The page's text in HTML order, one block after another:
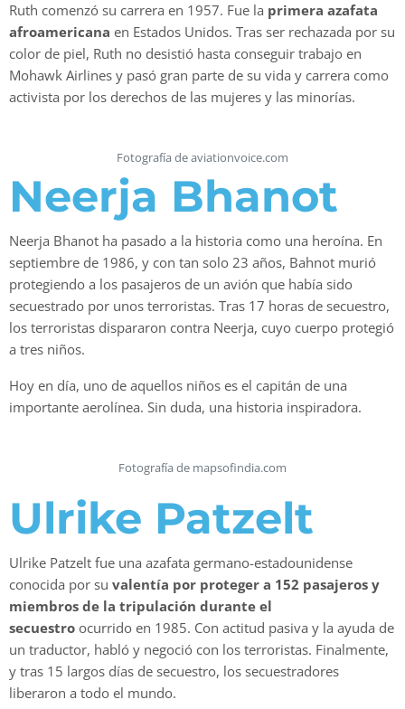
Ruth comenzó su carrera en 1957. Fue la primera azafata
afroamericana en Estados Unidos. Tras ser rechazada por su
color de piel, Ruth no desistió hasta conseguir trabajo en
Mohawk Airlines y pasó gran parte de su vida y carrera como
activista por los derechos de las mujeres y las minorías.
Fotografía de aviationvoice.com
Neerja Bhanot
Neerja Bhanot ha pasado a la historia como una heroína. En
septiembre de 1986, y con tan solo 23 años, Bahnot murió
protegiendo a los pasajeros de un avión que había sido
secuestrado por unos terroristas. Tras 17 horas de secuestro,
los terroristas dispararon contra Neerja, cuyo cuerpo protegió
a tres niños.
Hoy en día, uno de aquellos niños es el capitán de una
importante aerolínea. Sin duda, una historia inspiradora.
Fotografía de mapsofindia.com
Ulrike Patzelt
Ulrike Patzelt fue una azafata germano-estadounidense
conocida por su valentía por proteger a 152 pasajeros y
miembros de la tripulación durante el
secuestro ocurrido en 1985. Con actitud pasiva y la ayuda de
un traductor, habló y negoció con los terroristas. Finalmente,
y tras 15 largos días de secuestro, los secuestradores
liberaron a todo el mundo.